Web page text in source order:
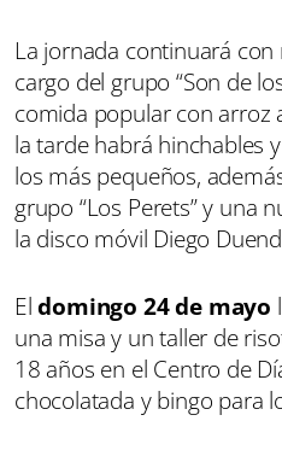
La jornada continuará
cargo del grupo “Son de
comida popular con arroz
la tarde habrá hinchables
los más pequeños,
grupo “Los Perets” y una
la disco móvil Diego
Eldomingo 24 de mayo
una misa y un taller de
18 años en el Centro de
chocolatada y bingo para